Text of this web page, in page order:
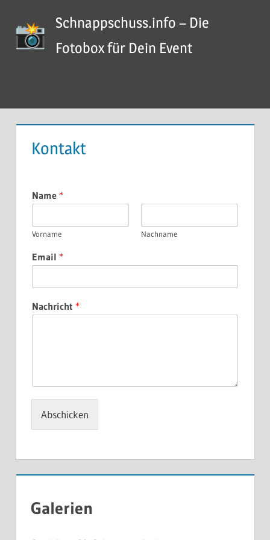
Inhalt
springen
Schnappschuss.info – Die
Fotobox für Dein Event
Kontakt
Name *
Vorname Nachname
Email *
Nachricht *
Abschicken
Galerien